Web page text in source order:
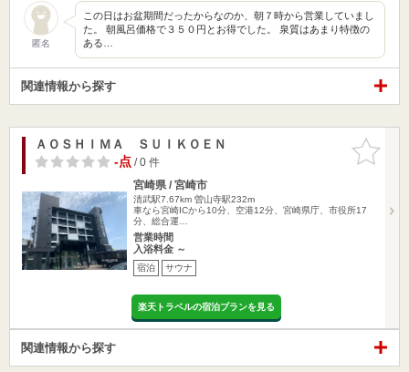
匿名
この日はお盆期間だったからなのか、朝７時から営業していまし
た。 朝風呂価格で３５０円とお得でした。 泉質はあまり特徴の
ある…
関連情報から探す
お気に入
りに追加
ＡＯＳＨＩＭＡ ＳＵＩＫＯＥＮ
-点/ 0 件
宮崎県 / 宮崎市
清武駅7.67km 曽山寺駅232m
車なら宮崎ICから10分、空港12分、宮崎県庁、市役所17
分、総合運…
営業時間
入浴料金 ～
宿泊 サウナ
楽天トラベルの宿泊プランを見る
関連情報から探す